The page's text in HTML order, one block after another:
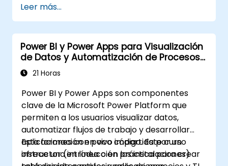
de mando interactivos.
Implementar seguridad a nivel de fila y
gestionar el acceso a los datos.
Leer más...
Power BI y Power Apps para Visualización
de Datos y Automatización de Procesos
Comerciales
21 Horas
Power BI y Power Apps son componentes
clave de la Microsoft Power Platform que
permiten a los usuarios visualizar datos,
automatizar flujos de trabajo y desarrollar
aplicaciones con poco código. Este curso
ofrece una introducción práctica para crear
Esta formación en vivo impartida por un
instructor (en línea o en las instalaciones)